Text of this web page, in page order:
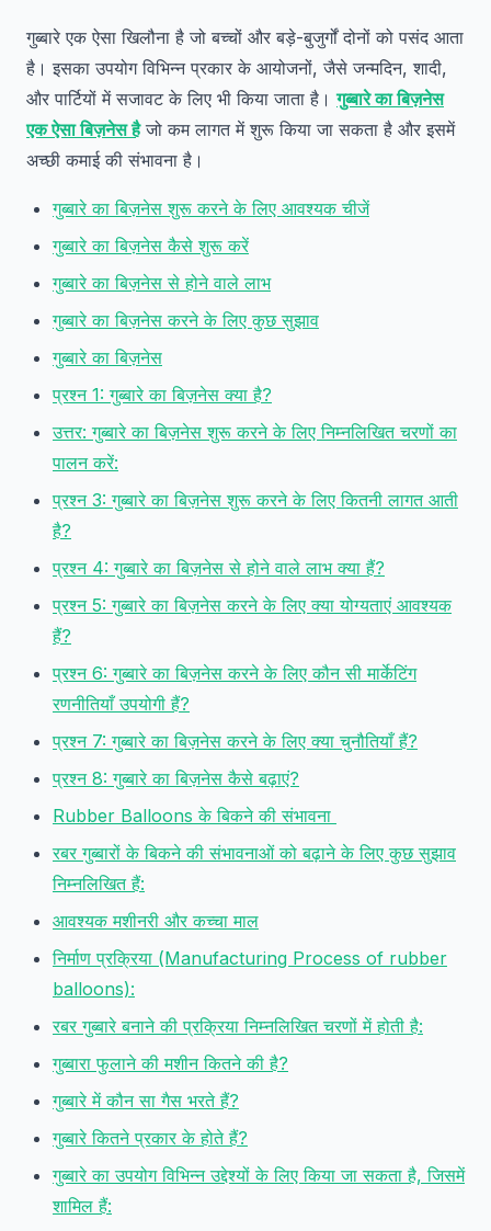
गुब्बारे एक ऐसा खिलौना है जो बच्चों और बड़े-बुजुर्गों दोनों को पसंद आता
है। इसका उपयोग विभिन्न प्रकार के आयोजनों, जैसे जन्मदिन, शादी,
और पार्टियों में सजावट के लिए भी किया जाता है।गुब्बारे का बिज़नेस
एक ऐसा बिज़नेस हैजो कम लागत में शुरू किया जा सकता है और इसमें
अच्छी कमाई की संभावना है।
गुब्बारे का बिज़नेस शुरू करने के लिए आवश्यक चीजें
गुब्बारे का बिज़नेस कैसे शुरू करें
गुब्बारे का बिज़नेस से होने वाले लाभ
गुब्बारे का बिज़नेस करने के लिए कुछ सुझाव
गुब्बारे का बिज़नेस
प्रश्न 1: गुब्बारे का बिज़नेस क्या है?
उत्तर: गुब्बारे का बिज़नेस शुरू करने के लिए निम्नलिखित चरणों का
पालन करें:
प्रश्न 3: गुब्बारे का बिज़नेस शुरू करने के लिए कितनी लागत आती
है?
प्रश्न 4: गुब्बारे का बिज़नेस से होने वाले लाभ क्या हैं?
प्रश्न 5: गुब्बारे का बिज़नेस करने के लिए क्या योग्यताएं आवश्यक
हैं?
प्रश्न 6: गुब्बारे का बिज़नेस करने के लिए कौन सी मार्केटिंग
रणनीतियाँ उपयोगी हैं?
प्रश्न 7: गुब्बारे का बिज़नेस करने के लिए क्या चुनौतियाँ हैं?
प्रश्न 8: गुब्बारे का बिज़नेस कैसे बढ़ाएं?
Rubber Balloons के बिकने की संभावना
रबर गुब्बारों के बिकने की संभावनाओं को बढ़ाने के लिए कुछ सुझाव
निम्नलिखित हैं:
आवश्यक मशीनरी और कच्चा माल
निर्माण प्रक्रिया (Manufacturing Process of rubber
balloons):
रबर गुब्बारे बनाने की प्रक्रिया निम्नलिखित चरणों में होती है:
गुब्बारा फुलाने की मशीन कितने की है?
गुब्बारे में कौन सा गैस भरते हैं?
गुब्बारे कितने प्रकार के होते हैं?
गुब्बारे का उपयोग विभिन्न उद्देश्यों के लिए किया जा सकता है, जिसमें
शामिल हैं: